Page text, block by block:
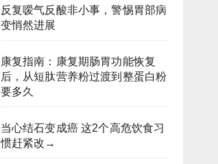
反复嗳气反酸非小事，警惕胃部病
变悄然进展
康复指南：康复期肠胃功能恢复
后，从短肽营养粉过渡到整蛋白粉
要多久
当心结石变成癌 这2个高危饮食习
惯赶紧改→